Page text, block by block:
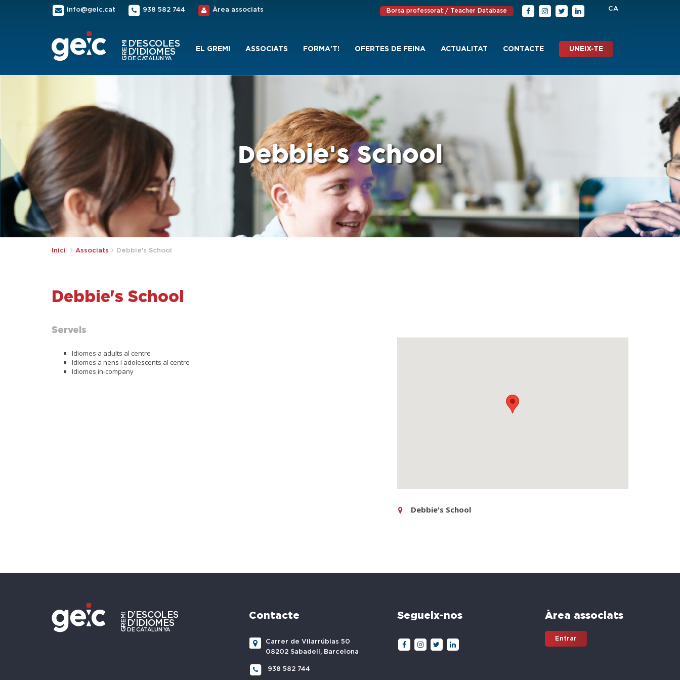
info@geic.cat 938 582 744 Àrea associats CA
Borsa professorat / Teacher Database
EL GREMI ASSOCIATS FORMA'T! OFERTES DE FEINA ACTUALITAT CONTACTE UNEIX-TE
Debbie's School
Inici Associats Debbie's School
Debbie's School
Serveis
Idiomes a adults al centre
Idiomes a nens i adolescents al centre
Idiomes in-company
Debbie's School
Contacte
Carrer de Vilarrúbias 50
08202 Sabadell, Barcelona
938 582 744
Segueix-nos Àrea associats
Entrar